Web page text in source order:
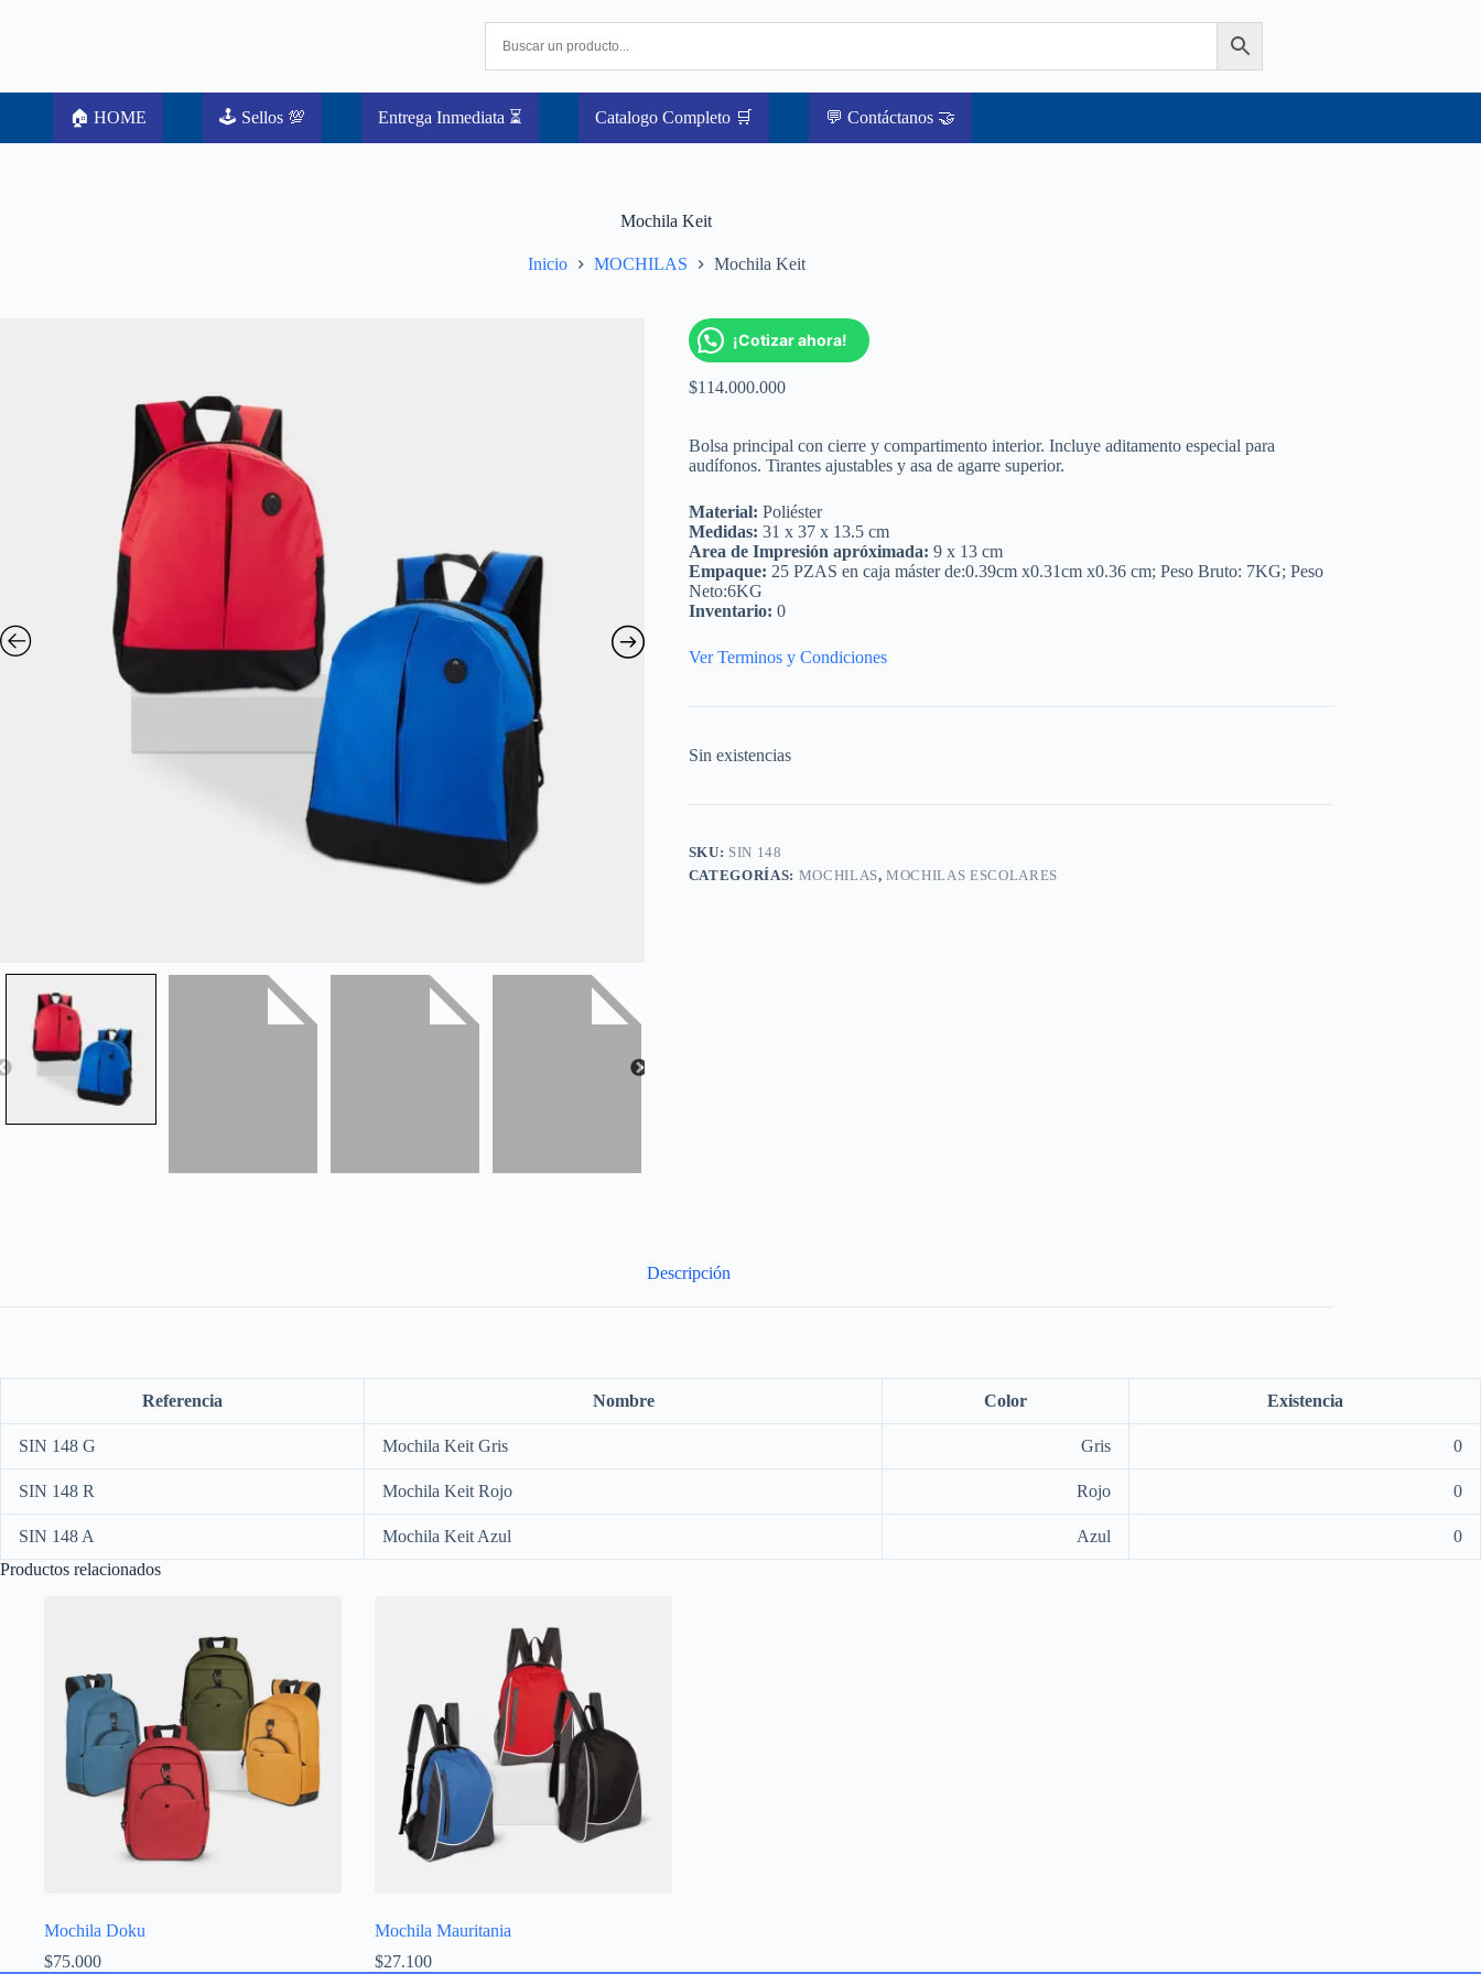
🏠 HOME 🕹️ Sellos 💯 Entrega Inmediata ⏳ Catalogo Completo 🛒 💬 Contáctanos 🤝
Mochila Keit
Inicio MOCHILAS Mochila Keit
¡Cotizar ahora!
$114.000.000
Bolsa principal con cierre y compartimento interior. Incluye aditamento especial para
audífonos. Tirantes ajustables y asa de agarre superior.
Material: Poliéster
Medidas: 31 x 37 x 13.5 cm
Area de Impresión apróximada: 9 x 13 cm
Empaque: 25 PZAS en caja máster de:0.39cm x0.31cm x0.36 cm; Peso Bruto: 7KG; Peso
Neto:6KG
Inventario: 0
Ver Terminos y Condiciones
Sin existencias
SKU: SIN 148
CATEGORÍAS: MOCHILAS,MOCHILAS ESCOLARES
Descripción
Referencia Nombre Color Existencia
SIN 148 G Mochila Keit Gris Gris 0
SIN 148 R Mochila Keit Rojo Rojo 0
SIN 148 A Mochila Keit Azul Azul
0
Productos relacionados
Mochila Doku
$75.000
Mochila Mauritania
$27.100